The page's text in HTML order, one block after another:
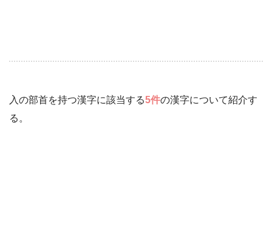
入の部首を持つ漢字に該当する5件の漢字について紹介す
る。